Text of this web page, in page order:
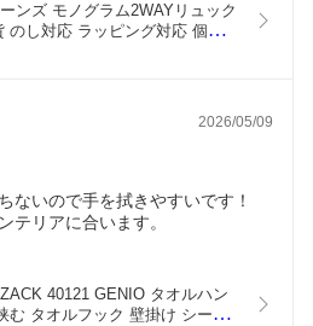
ンズ モノグラム2WAYリュック
のし対応 ラッピング対応 個包装
2026/05/09
ないので手を拭きやすいです！
テリアに合います。
40121 GENIO タオルハン
む タオルフック 壁掛け シール